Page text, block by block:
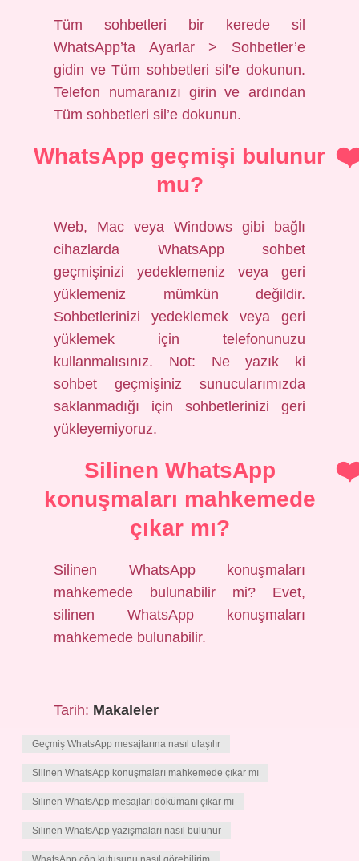
Tüm sohbetleri bir kerede sil
WhatsApp’ta Ayarlar > Sohbetler’e
gidin ve Tüm sohbetleri sil’e dokunun.
Telefon numaranızı girin ve ardından
Tüm sohbetleri sil’e dokunun.
WhatsApp geçmişi bulunur
mu?
Web, Mac veya Windows gibi bağlı
cihazlarda WhatsApp sohbet
geçmişinizi yedeklemeniz veya geri
yüklemeniz mümkün değildir.
Sohbetlerinizi yedeklemek veya geri
yüklemek için telefonunuzu
kullanmalısınız. Not: Ne yazık ki
sohbet geçmişiniz sunucularımızda
saklanmadığı için sohbetlerinizi geri
yükleyemiyoruz.
Silinen WhatsApp
konuşmaları mahkemede
çıkar mı?
Silinen WhatsApp konuşmaları
mahkemede bulunabilir mi? Evet,
silinen WhatsApp konuşmaları
mahkemede bulunabilir.
Tarih: Makaleler
Geçmiş WhatsApp mesajlarına nasıl ulaşılır
Silinen WhatsApp konuşmaları mahkemede çıkar mı
Silinen WhatsApp mesajları dökümanı çıkar mı
Silinen WhatsApp yazışmaları nasıl bulunur